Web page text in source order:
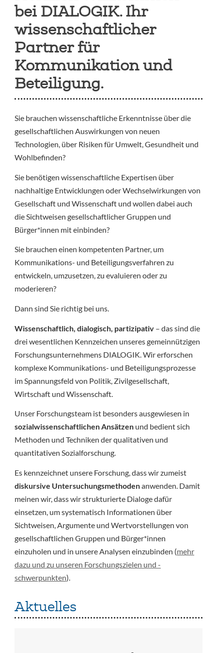
bei DIALOGIK. Ihr
wissenschaftlicher
Partner für
Kommunikation und
Beteiligung.
Sie brauchen wissenschaftliche Erkenntnisse über die
gesellschaftlichen Auswirkungen von neuen
Technologien, über Risiken für Umwelt, Gesundheit und
Wohlbefinden?
Sie benötigen wissenschaftliche Expertisen über
nachhaltige Entwicklungen oder Wechselwirkungen von
Gesellschaft und Wissenschaft und wollen dabei auch
die Sichtweisen gesellschaftlicher Gruppen und
Bürger*innen mit einbinden?
Sie brauchen einen kompetenten Partner, um
Kommunikations- und Beteiligungsverfahren zu
entwickeln, umzusetzen, zu evaluieren oder zu
moderieren?
Dann sind Sie richtig bei uns.
Wissenschaftlich, dialogisch, partizipativ – das sind die
drei wesentlichen Kennzeichen unseres gemeinnützigen
Forschungsunternehmens DIALOGIK. Wir erforschen
komplexe Kommunikations- und Beteiligungsprozesse
im Spannungsfeld von Politik, Zivilgesellschaft,
Wirtschaft und Wissenschaft.
Unser Forschungsteam ist besonders ausgewiesen in
sozialwissenschaftlichen Ansätzenund bedient sich
Methoden und Techniken der qualitativen und
quantitativen Sozialforschung.
Es kennzeichnet unsere Forschung, dass wir zumeist
diskursive Untersuchungsmethodenanwenden. Damit
meinen wir, dass wir strukturierte Dialoge dafür
einsetzen, um systematisch Informationen über
Sichtweisen, Argumente und Wertvorstellungen von
gesellschaftlichen Gruppen und Bürger*innen
einzuholen und in unsere Analysen einzubinden (mehr
dazu und zu unseren Forschungszielen und -
schwerpunkten).
Aktuelles